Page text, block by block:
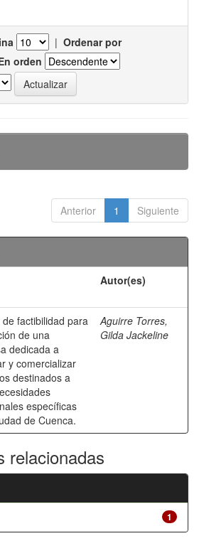
| Ordenar por
orden
Anterior 1 Siguiente
Autor(es)
de factibilidad para
de una
dedicada a
y comercializar
destinados a
específicas
de Cuenca.
Aguirre Torres,
Gilda Jackeline
relacionadas
1